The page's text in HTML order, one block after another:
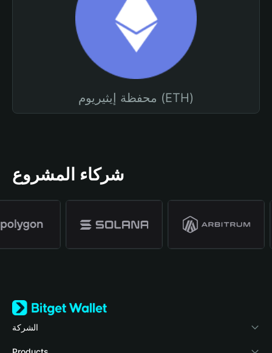
محفظة إيثيريوم (ETH)
شركاء المشروع
الشركة